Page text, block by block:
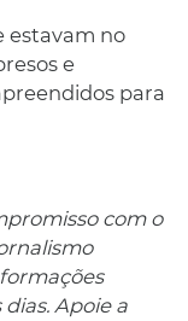
estavam no
e
para
com o
Apoie a